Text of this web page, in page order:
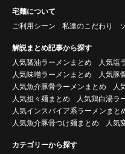
宅麺について
ご利用シーン
私達のこだわり
解説まとめ記事から探す
人気醤油ラーメンまとめ
人気塩
人気味噌ラーメンまとめ
人気豚
人気魚介豚骨ラーメンまとめ
人
人気担々麺まとめ
人気鶏白湯ラ
人気インスパイア系ラーメンまと
人気魚介豚骨つけ麺まとめ
人気
カテゴリーから探す